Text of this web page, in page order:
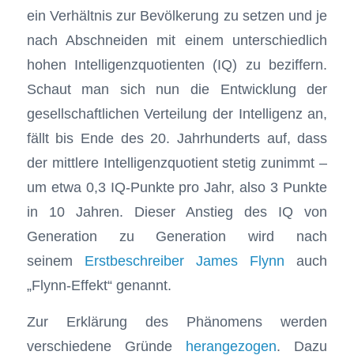
ein Verhältnis zur Bevölkerung zu setzen und je
nach Abschneiden mit einem unterschiedlich
hohen Intelligenzquotienten (IQ) zu beziffern.
Schaut man sich nun die Entwicklung der
gesellschaftlichen Verteilung der Intelligenz an,
fällt bis Ende des 20. Jahrhunderts auf, dass
der mittlere Intelligenzquotient stetig zunimmt –
um etwa 0,3 IQ-Punkte pro Jahr, also 3 Punkte
in 10 Jahren. Dieser Anstieg des IQ von
Generation zu Generation wird nach
seinem Erstbeschreiber James Flynnauch
„Flynn-Effekt“ genannt.
Zur Erklärung des Phänomens werden
verschiedene Gründe herangezogen. Dazu